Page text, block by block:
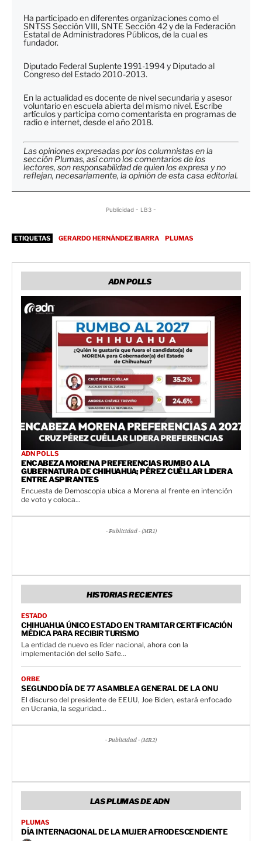
Ha participado en diferentes organizaciones como el
SNTSS Sección VIII, SNTE Sección 42 y de la Federación
Estatal de Administradores Públicos, de la cual es
fundador.
Diputado Federal Suplente 1991-1994 y Diputado al
Congreso del Estado 2010-2013.
En la actualidad es docente de nivel secundaria y asesor
voluntario en escuela abierta del mismo nivel. Escribe
artículos y participa como comentarista en programas de
radio e internet, desde el año 2018.
Las opiniones expresadas por los columnistas en la
sección Plumas, así como los comentarios de los
lectores, son responsabilidad de quien los expresa y no
reflejan, necesariamente, la opinión de esta casa editorial.
Publicidad - LB3 -
ETIQUETAS GERARDO HERNÁNDEZ IBARRA PLUMAS
ADN POLLS
ADN POLLS
ENCABEZA MORENA PREFERENCIAS RUMBO A LA
GUBERNATURA DE CHIHUAHUA; PÉREZ CUÉLLAR LIDERA
ENTRE ASPIRANTES
Encuesta de Demoscopia ubica a Morena al frente en intención
de voto y coloca...
- Publicidad - (MR1)
HISTORIAS RECIENTES
ESTADO
CHIHUAHUA ÚNICO ESTADO EN TRAMITAR CERTIFICACIÓN
MÉDICA PARA RECIBIR TURISMO
La entidad de nuevo es líder nacional, ahora con la
implementación del sello Safe...
ORBE
SEGUNDO DÍA DE 77 ASAMBLEA GENERAL DE LA ONU
El discurso del presidente de EEUU, Joe Biden, estará enfocado
en Ucrania, la seguridad...
- Publicidad - (MR2)
LAS PLUMAS DE ADN
PLUMAS
DÍA INTERNACIONAL DE LA MUJER AFRODESCENDIENTE